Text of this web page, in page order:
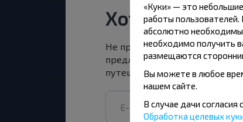
Хотите
Не пропусти специальные
предложения INFOBUS.
путешествуй с нами дешевле!
«Куки» — это
работы
абсолютно необходимы
необходимо получить
размещаются
Вы можете в любое
нашем сайте.
В случае дачи
Обработка целевых